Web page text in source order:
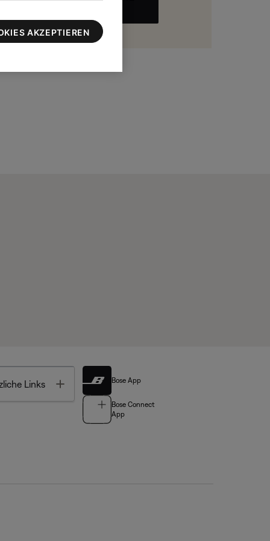
Links Toggle Bose App
Bose Connect
App
AKZEPTIEREN